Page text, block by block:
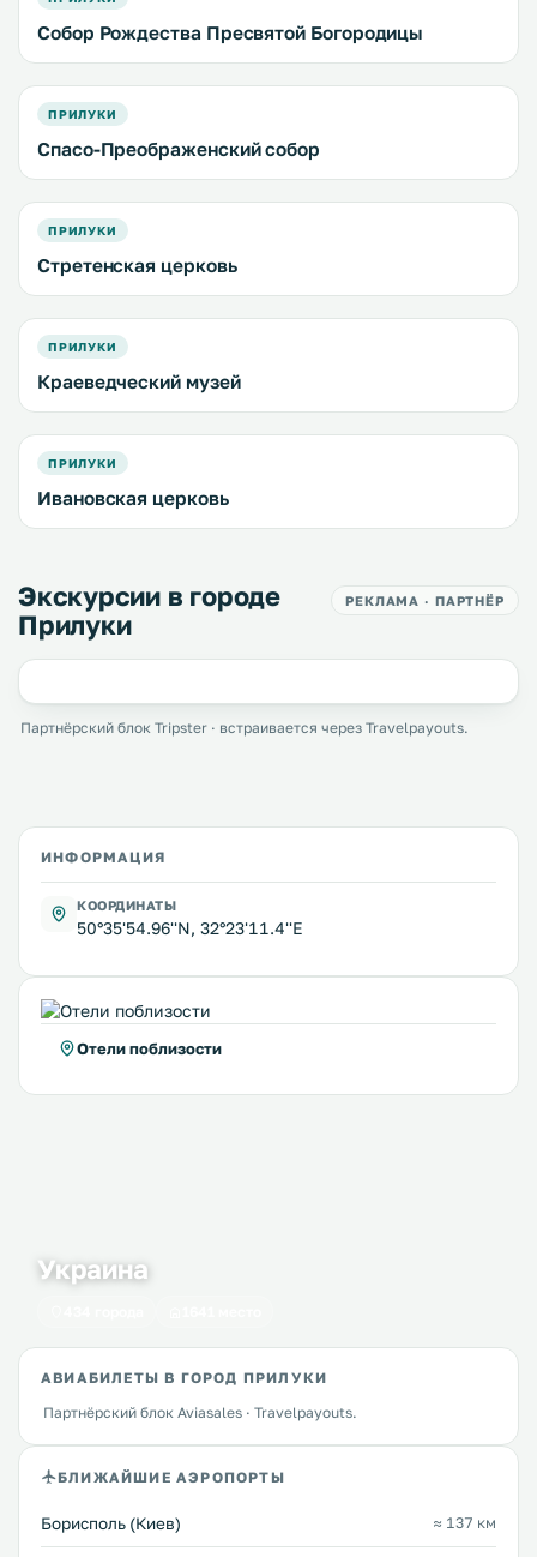
Собор Рождества Пресвятой Богородицы
ПРИЛУКИ
Спасо-Преображенский собор
ПРИЛУКИ
Стретенская церковь
ПРИЛУКИ
Краеведческий музей
ПРИЛУКИ
Ивановская церковь
Экскурсии в городе
Прилуки
РЕКЛАМА · ПАРТНЁР
Партнёрский блок Tripster · встраивается через Travelpayouts.
ИНФОРМАЦИЯ
КООРДИНАТЫ
50°35'54.96''N, 32°23'11.4''E
Отели поблизости
Украина
АВИАБИЛЕТЫ В ГОРОД ПРИЛУКИ
Партнёрский блок Aviasales · Travelpayouts.
БЛИЖАЙШИЕ АЭРОПОРТЫ
Борисполь (Киев) ≈ 137 км